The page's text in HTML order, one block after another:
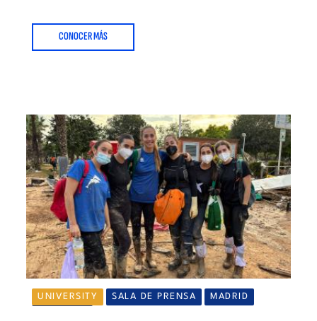
CONOCER MÁS
UNIVERSITY SALA DE PRENSA
MADRID